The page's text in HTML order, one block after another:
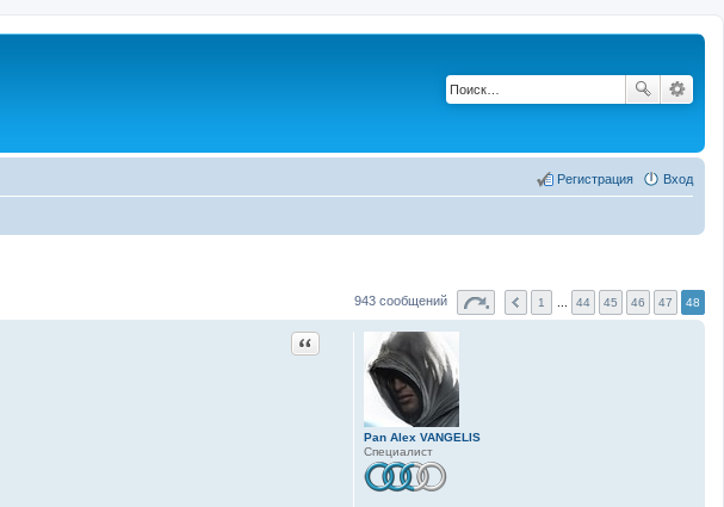
Вход
Регистрация
943 сообщений 1 44 45 46 47 48
Pan Alex VANGELIS
Специалист
Цитата